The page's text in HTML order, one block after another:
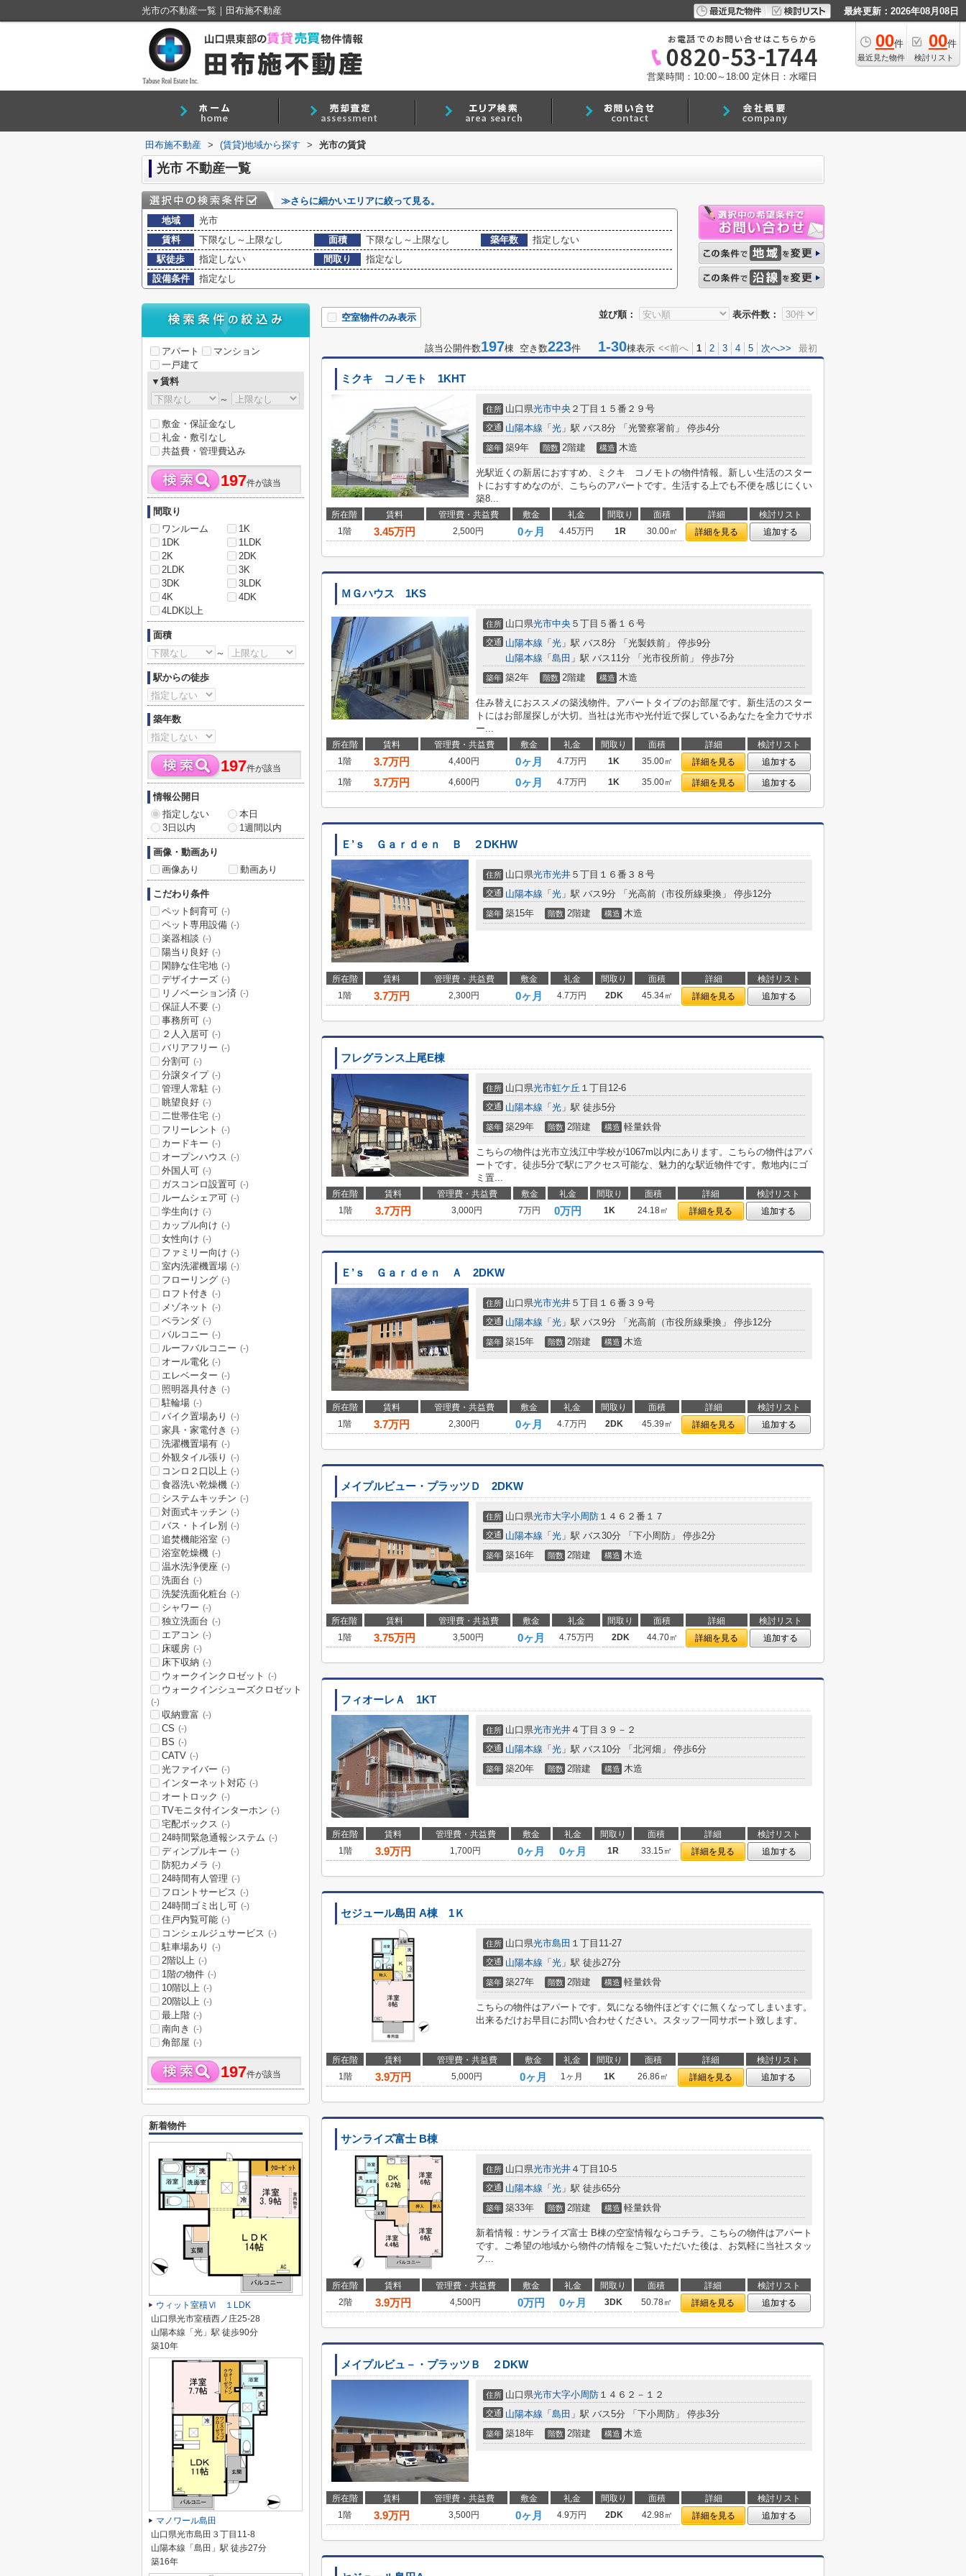
光市の不動産一覧｜田布施不動産 最終更新：2026年08月08日
00件
最近見た物件
00件
検討リスト
営業時間：10:00～18:00 定休日：水曜日
田布施不動産 > (賃貸)地域から探す > 光市の賃貸
光市 不動産一覧
≫さらに細かいエリアに絞って見る。
地域
光市
賃料
下限なし～上限なし 面積 下限なし～上限なし 築年数
指定しない
駅徒歩
指定しない 間取り
指定なし
設備条件
指定なし
並び順： 表示件数：
空室物件のみ表示
該当公開件数197棟 空き数223件 1-30棟表示 <<前へ 1 2 3 4 5 次へ>> 最初
ミクキ コノモト 1KHT
住所 山口県光市中央 ２丁目１５番２９号
交通 山陽本線 「 光 」駅 バス8分 「光警察署前」 停歩4分
築年 築9年 階数 2階建 構造 木造
光駅近くの新居におすすめ、ミクキ コノモトの物件情報。新しい生活のスター
トにおすすめなのが、こちらのアパートです。生活する上でも不便を感じにくい
築8...
所在階 賃料 管理費・共益費 敷金 礼金 間取り 面積 詳細
検討リスト
1階
3.45万円 2,500円 0ヶ月 4.45万円 1R 30.00㎡ 詳細を見る 追加する
ＭＧハウス 1KS
住所 山口県光市中央 ５丁目５番１６号
交通 山陽本線 「 光 」駅 バス8分 「光製鉄前」 停歩9分
山陽本線 「 島田 」駅 バス11分 「光市役所前」 停歩7分
築年 築2年 階数 2階建 構造 木造
住み替えにおススメの築浅物件。アパートタイプのお部屋です。新生活のスター
トにはお部屋探しが大切。当社は光市や光付近で探しているあなたを全力でサポ
ー...
所在階 賃料 管理費・共益費 敷金 礼金 間取り 面積 詳細
検討リスト
1階
3.7万円 4,400円 0ヶ月 4.7万円 1K 35.00㎡ 詳細を見る
追加する
1階
3.7万円 4,600円 0ヶ月 4.7万円 1K 35.00㎡ 詳細を見る 追加する
Ｅ’ｓ Ｇａｒｄｅｎ Ｂ ２DKHW
住所 山口県光市光井 ５丁目１６番３８号
交通 山陽本線 「 光 」駅 バス9分 「光高前（市役所線乗換」 停歩12分
築年 築15年 階数 2階建 構造 木造
所在階 賃料 管理費・共益費 敷金 礼金 間取り 面積 詳細
検討リスト
1階
3.7万円 2,300円 0ヶ月 4.7万円 2DK 45.34㎡ 詳細を見る 追加する
フレグランス上尾E棟
住所 山口県光市虹ケ丘 １丁目12-6
交通 山陽本線 「 光 」駅 徒歩5分
築年 築29年 階数 2階建 構造 軽量鉄骨
こちらの物件は光市立浅江中学校が1067m以内にあります。こちらの物件はアパ
ートです。徒歩5分で駅にアクセス可能な、魅力的な駅近物件です。敷地内にゴ
ミ置...
所在階 賃料 管理費・共益費 敷金 礼金 間取り 面積 詳細
検討リスト
1階
3.7万円 3,000円 7万円 0万円 1K 24.18㎡ 詳細を見る 追加する
Ｅ’ｓ Ｇａｒｄｅｎ Ａ 2DKW
住所 山口県光市光井 ５丁目１６番３９号
交通 山陽本線 「 光 」駅 バス9分 「光高前（市役所線乗換」 停歩12分
築年 築15年 階数 2階建 構造 木造
所在階 賃料 管理費・共益費 敷金 礼金 間取り 面積 詳細
検討リスト
1階
3.7万円 2,300円 0ヶ月 4.7万円 2DK 45.39㎡ 詳細を見る 追加する
メイプルビュー・プラッツＤ 2DKW
住所 山口県光市大字小周防 １４６２番１７
交通 山陽本線 「 光 」駅 バス30分 「下小周防」 停歩2分
築年 築16年 階数 2階建 構造 木造
所在階 賃料 管理費・共益費 敷金 礼金 間取り 面積 詳細
検討リスト
1階
3.75万円 3,500円 0ヶ月 4.75万円 2DK 44.70㎡ 詳細を見る 追加する
フィオーレＡ 1KT
住所 山口県光市光井 ４丁目３９－２
交通 山陽本線 「 光 」駅 バス10分 「北河畑」 停歩6分
築年 築20年 階数 2階建 構造 木造
所在階 賃料 管理費・共益費 敷金 礼金 間取り 面積 詳細
検討リスト
1階
3.9万円 1,700円 0ヶ月 0ヶ月 1R 33.15㎡ 詳細を見る 追加する
セジュール島田 A棟 1Ｋ
住所 山口県光市島田 １丁目11-27
交通 山陽本線 「 光 」駅 徒歩27分
築年 築27年 階数 2階建 構造 軽量鉄骨
こちらの物件はアパートです。気になる物件ほどすぐに無くなってしまいます。
出来るだけお早目にお問い合わせください。スタッフ一同サポート致します。
所在階 賃料 管理費・共益費 敷金 礼金 間取り 面積 詳細
検討リスト
1階
3.9万円 5,000円 0ヶ月 1ヶ月 1K 26.86㎡ 詳細を見る 追加する
サンライズ富士 B棟
住所 山口県光市光井 ４丁目10-5
交通 山陽本線 「 光 」駅 徒歩65分
築年 築33年 階数 2階建 構造 軽量鉄骨
新着情報：サンライズ富士 B棟の空室情報ならコチラ。こちらの物件はアパート
です。ご希望の地域から物件の情報をご覧いただいた後は、お気軽に当社スタッ
フ...
所在階 賃料 管理費・共益費 敷金 礼金 間取り 面積 詳細
検討リスト
2階
3.9万円 4,500円 0万円 0ヶ月 3DK 50.78㎡ 詳細を見る 追加する
メイプルビュ－・プラッツＢ ２DKW
住所 山口県光市大字小周防 １４６２－１２
交通 山陽本線 「 島田 」駅 バス5分 「下小周防」 停歩3分
築年 築18年 階数 2階建 構造 木造
所在階 賃料 管理費・共益費 敷金 礼金 間取り 面積 詳細
検討リスト
1階
3.9万円 3,500円 0ヶ月 4.9万円 2DK 42.98㎡ 詳細を見る 追加する
アパート
マンション
一戸建て
▼賃料
～
敷金・保証金なし
礼金・敷引なし
共益費・管理費込み
197件が該当
間取り
ワンルーム
1K
1DK
1LDK
2K
2DK
2LDK
3K
3DK
3LDK
4K
4DK
4LDK以上
面積
～
駅からの徒歩
築年数
197件が該当
情報公開日
指定しない
本日
3日以内
1週間以内
画像・動画あり
画像あり
動画あり
こだわり条件
ペット飼育可 (-)
ペット専用設備 (-)
楽器相談 (-)
陽当り良好 (-)
閑静な住宅地 (-)
デザイナーズ (-)
リノベーション済 (-)
保証人不要 (-)
事務所可 (-)
２人入居可 (-)
バリアフリー (-)
分割可 (-)
分譲タイプ (-)
管理人常駐 (-)
眺望良好 (-)
二世帯住宅 (-)
フリーレント (-)
カードキー (-)
オープンハウス (-)
外国人可 (-)
ガスコンロ設置可 (-)
ルームシェア可 (-)
学生向け (-)
カップル向け (-)
女性向け (-)
ファミリー向け (-)
室内洗濯機置場 (-)
フローリング (-)
ロフト付き (-)
メゾネット (-)
ベランダ (-)
バルコニー (-)
ルーフバルコニー (-)
オール電化 (-)
エレベーター (-)
照明器具付き (-)
駐輪場 (-)
バイク置場あり (-)
家具・家電付き (-)
洗濯機置場有 (-)
外観タイル張り (-)
コンロ２口以上 (-)
食器洗い乾燥機 (-)
システムキッチン (-)
対面式キッチン (-)
バス・トイレ別 (-)
追焚機能浴室 (-)
浴室乾燥機 (-)
温水洗浄便座 (-)
洗面台 (-)
洗髪洗面化粧台 (-)
シャワー (-)
独立洗面台 (-)
エアコン (-)
床暖房 (-)
床下収納 (-)
ウォークインクロゼット (-)
ウォークインシューズクロゼット
(-)
収納豊富 (-)
CS (-)
BS (-)
CATV (-)
光ファイバー (-)
インターネット対応 (-)
オートロック (-)
TVモニタ付インターホン (-)
宅配ボックス (-)
24時間緊急通報システム (-)
ディンプルキー (-)
防犯カメラ (-)
24時間有人管理 (-)
フロントサービス (-)
24時間ゴミ出し可 (-)
住戸内覧可能 (-)
コンシェルジュサービス (-)
駐車場あり (-)
2階以上 (-)
1階の物件 (-)
10階以上 (-)
20階以上 (-)
最上階 (-)
南向き (-)
角部屋 (-)
197件が該当
新着物件
ウィット室積Ⅵ １LDK
山口県光市室積西ノ庄25-28
山陽本線「光」駅 徒歩90分
築10年
マノワール島田
山口県光市島田３丁目11-8
山陽本線「島田」駅 徒歩27分
築16年